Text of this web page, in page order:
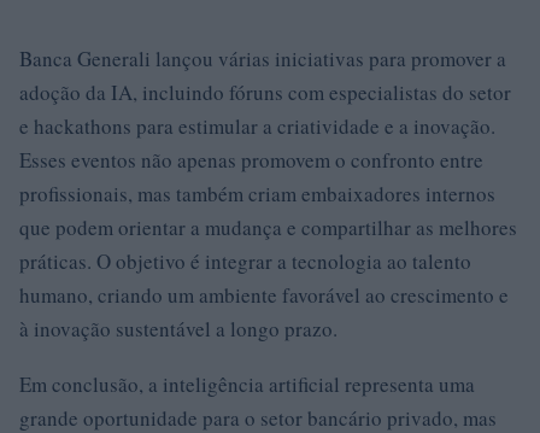
Banca Generali lançou várias iniciativas para promover a
adoção da IA, incluindo fóruns com especialistas do setor
e hackathons para estimular a criatividade e a inovação.
Esses eventos não apenas promovem o confronto entre
profissionais, mas também criam embaixadores internos
que podem orientar a mudança e compartilhar as melhores
práticas. O objetivo é integrar a tecnologia ao talento
humano, criando um ambiente favorável ao crescimento e
à inovação sustentável a longo prazo.
Em conclusão, a inteligência artificial representa uma
grande oportunidade para o setor bancário privado, mas